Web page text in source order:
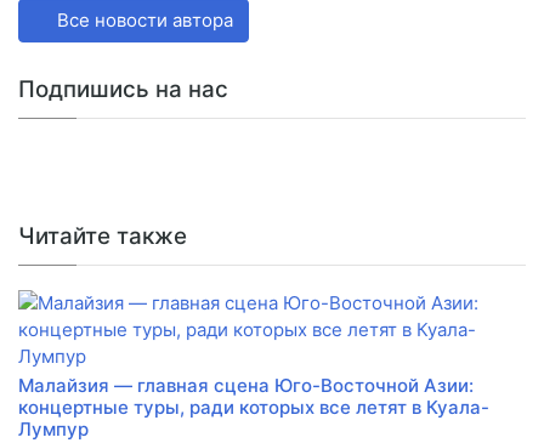
Все новости автора
Подпишись на нас
Читайте также
Малайзия — главная сцена Юго-Восточной Азии:
концертные туры, ради которых все летят в Куала-
Лумпур